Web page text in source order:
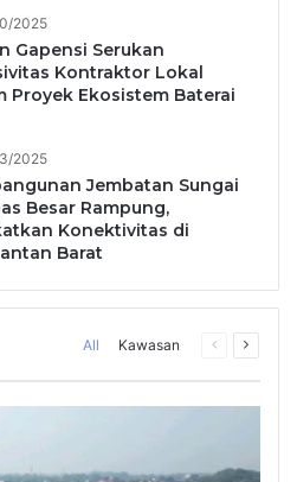
2025
Gapensi Serukan
Kontraktor Lokal
Proyek Ekosistem Baterai
2025
Jembatan Sungai
Besar Rampung,
Konektivitas di
Barat
All Kawasan
Previous
Next